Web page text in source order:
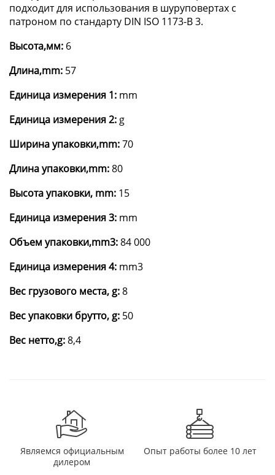
подходит для использования в шуруповертах с
патроном по стандарту DIN ISO 1173-B 3.
Высота,мм: 6
Длина,mm: 57
Единица измерения 1: mm
Единица измерения 2: g
Ширина упаковки,mm:70
Длина упаковки,mm:80
Высота упаковки, mm: 15
Единица измерения 3: mm
Объем упаковки,mm3:84 000
Единица измерения 4: mm3
Вес грузового места, g:8
Вес упаковки брутто, g: 50
Вес нетто,g:8,4
Являемся официальным
дилером
Опыт работы более 10 лет